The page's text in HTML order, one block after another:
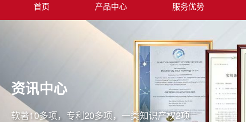
首页 产品中心 服务优势
资讯中心
软著10多项，专利20多项，一类知识产权2项